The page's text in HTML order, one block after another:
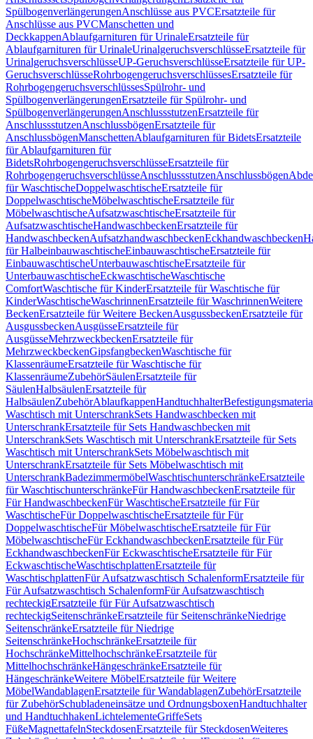
SpülbogenverlängerungenAnschlüsse aus PVCErsatzteile für
Anschlüsse aus PVCManschetten und
DeckkappenAblaufgarnituren für UrinaleErsatzteile für
Ablaufgarnituren für UrinaleUrinalgeruchsverschlüsseErsatzteile für
UrinalgeruchsverschlüsseUP-GeruchsverschlüsseErsatzteile für UP-
GeruchsverschlüsseRohrbogengeruchsverschlüssesErsatzteile für
RohrbogengeruchsverschlüssesSpülrohr- und
SpülbogenverlängerungenErsatzteile für Spülrohr- und
SpülbogenverlängerungenAnschlussstutzenErsatzteile für
AnschlussstutzenAnschlussbögenErsatzteile für
AnschlussbögenManschettenAblaufgarnituren für BidetsErsatzteile
für Ablaufgarnituren für
BidetsRohrbogengeruchsverschlüsseErsatzteile für
RohrbogengeruchsverschlüsseAnschlussstutzenAnschlussbögen
für WaschtischeDoppelwaschtischeErsatzteile für
DoppelwaschtischeMöbelwaschtischeErsatzteile für
MöbelwaschtischeAufsatzwaschtischeErsatzteile für
AufsatzwaschtischeHandwaschbeckenErsatzteile für
HandwaschbeckenAufsatzhandwaschbeckenEckhandwaschbecken
für HalbeinbauwaschtischeEinbauwaschtischeErsatzteile für
EinbauwaschtischeUnterbauwaschtischeErsatzteile für
UnterbauwaschtischeEckwaschtischeWaschtische
ComfortWaschtische für KinderErsatzteile für Waschtische für
KinderWaschtischeWaschrinnenErsatzteile für WaschrinnenWeitere
BeckenErsatzteile für Weitere BeckenAusgussbeckenErsatzteile für
AusgussbeckenAusgüsseErsatzteile für
AusgüsseMehrzweckbeckenErsatzteile für
MehrzweckbeckenGipsfangbeckenWaschtische für
KlassenräumeErsatzteile für Waschtische für
KlassenräumeZubehörSäulenErsatzteile für
SäulenHalbsäulenErsatzteile für
HalbsäulenZubehörAblaufkappenHandtuchhalter
Waschtisch mit UnterschrankSets Handwaschbecken mit
UnterschrankErsatzteile für Sets Handwaschbecken mit
UnterschrankSets Waschtisch mit UnterschrankErsatzteile für Sets
Waschtisch mit UnterschrankSets Möbelwaschtisch mit
UnterschrankErsatzteile für Sets Möbelwaschtisch mit
UnterschrankBadezimmermöbelWaschtischunterschränkeErsatzteile
für WaschtischunterschränkeFür HandwaschbeckenErsatzteile für
Für HandwaschbeckenFür WaschtischeErsatzteile für Für
WaschtischeFür DoppelwaschtischeErsatzteile für Für
DoppelwaschtischeFür MöbelwaschtischeErsatzteile für Für
MöbelwaschtischeFür EckhandwaschbeckenErsatzteile für Für
EckhandwaschbeckenFür EckwaschtischeErsatzteile für Für
EckwaschtischeWaschtischplattenErsatzteile für
WaschtischplattenFür Aufsatzwaschtisch SchalenformErsatzteile für
Für Aufsatzwaschtisch SchalenformFür Aufsatzwaschtisch
rechteckigErsatzteile für Für Aufsatzwaschtisch
rechteckigSeitenschränkeErsatzteile für SeitenschränkeNiedrige
SeitenschränkeErsatzteile für Niedrige
SeitenschränkeHochschränkeErsatzteile für
HochschränkeMittelhochschränkeErsatzteile für
MittelhochschränkeHängeschränkeErsatzteile für
HängeschränkeWeitere MöbelErsatzteile für Weitere
MöbelWandablagenErsatzteile für WandablagenZubehörErsatzteile
für ZubehörSchubladeneinsätze und OrdnungsboxenHandtuchhalter
und HandtuchhakenLichtelementeGriffeSets
FüßeMagnettafelnSteckdosenErsatzteile für SteckdosenWeiteres